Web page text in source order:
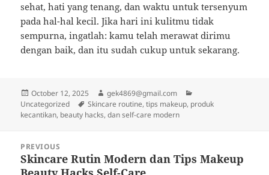
sehat, hati yang tenang, dan waktu untuk tersenyum
pada hal-hal kecil. Jika hari ini kulitmu tidak
sempurna, ingatlah: kamu telah merawat dirimu
dengan baik, dan itu sudah cukup untuk sekarang.
Posted
on
October 12, 2025 Author
gek4869@gmail.com
Uncategorized
Tags
Skincare routine, tips makeup, produk
kecantikan, beauty hacks, dan self-care modern
navigation
PREVIOUS
Previous
Skincare Rutin Modern dan Tips Makeup